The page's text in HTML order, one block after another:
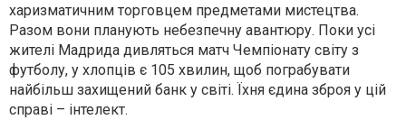
харизматичним торговцем предметами мистецтва.
Разом вони планують небезпечну авантюру. Поки усі
жителі Мадрида дивляться матч Чемпіонату світу з
футболу, у хлопців є 105 хвилин, щоб пограбувати
найбільш захищений банк у світі. Їхня єдина зброя у цій
справі – інтелект.